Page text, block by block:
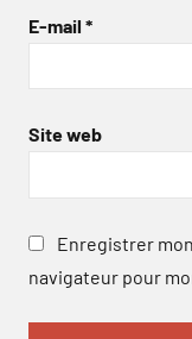
E-mail *
Site web
Enregistrer
navigateur pour